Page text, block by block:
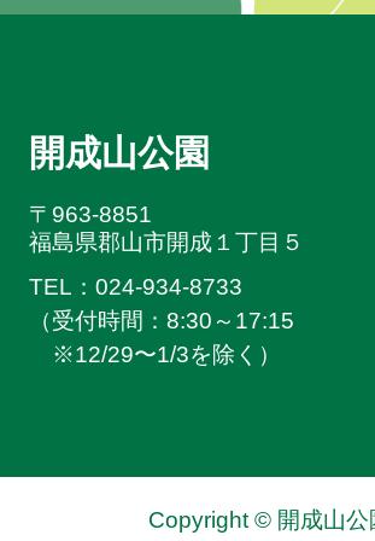
開成山公園
〒963-8851
福島県郡山市開成１丁目５
TEL：024-934-8733
（受付時間：8:30～17:15
※12/29〜1/3を除く）
Copyright © 開成山公